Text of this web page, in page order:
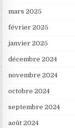
mars 2025
février 2025
janvier 2025
décembre 2024
novembre 2024
octobre 2024
septembre 2024
août 2024